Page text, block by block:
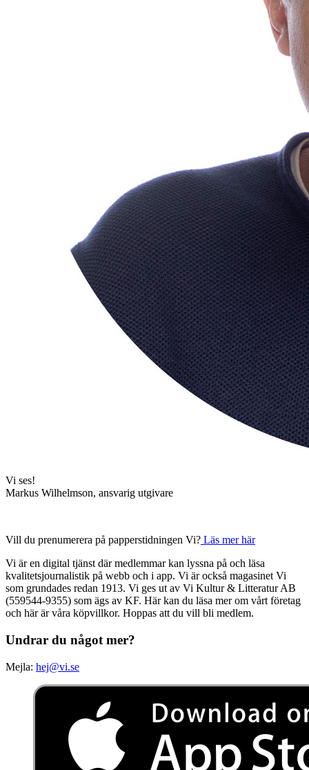
Vi ses!
Markus Wilhelmson, ansvarig utgivare
Vill du prenumerera på papperstidningen Vi? Läs mer här
Vi är en digital tjänst där medlemmar kan lyssna på och läsa
kvalitetsjournalistik på webb och i app. Vi är också magasinet Vi
som grundades redan 1913. Vi ges ut av Vi Kultur & Litteratur AB
(559544-9355) som ägs av KF. Här kan du läsa mer om vårt företag
och här är våra köpvillkor. Hoppas att du vill bli medlem.
Undrar du något mer?
Mejla: hej@vi.se